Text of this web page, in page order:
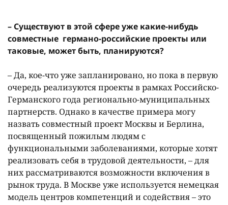
– Существуют в этой сфере уже какие-нибудь
совместные германо-российские проекты или
таковые, может быть, планируются?
– Да, кое-что уже запланировано, но пока в первую
очередь реализуются проекты в рамках Российско-
Германского года регионально-муниципальных
партнерств. Однако в качестве примера могу
назвать совместный проект Москвы и Берлина,
посвященный пожилым людям с
функциональными заболеваниями, которые хотят
реализовать себя в трудовой деятельности, – для
них рассматриваются возможности включения в
рынок труда. В Москве уже используется немецкая
модель центров компетенций и содействия – это